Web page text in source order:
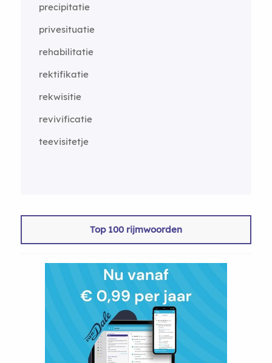
precipitatie
privesituatie
rehabilitatie
rektifikatie
rekwisitie
revivificatie
teevisitetje
Top 100 rijmwoorden